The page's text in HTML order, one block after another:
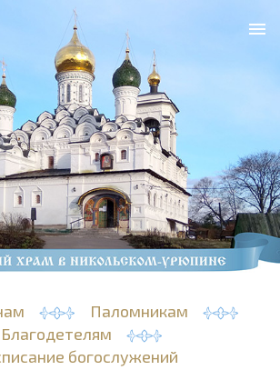
Паломникам
Благодетелям
богослужений